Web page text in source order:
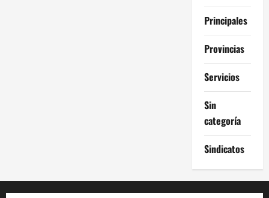
Principales
Provincias
Servicios
Sin
categoría
Sindicatos